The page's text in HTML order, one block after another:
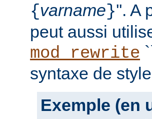
{varname}''. A
peut aussi
mod_rewrite
syntaxe de
Exemple (en